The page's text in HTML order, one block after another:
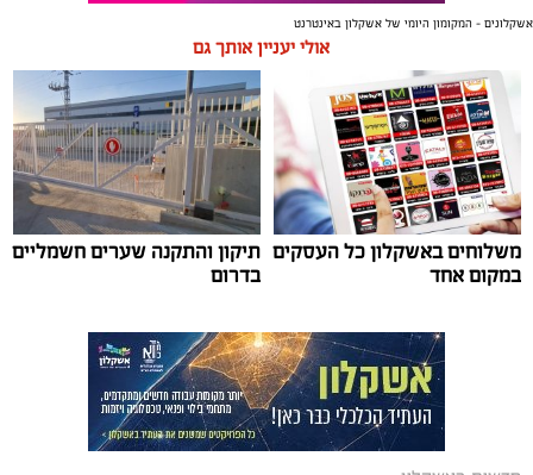
תגים:אשקלון, מרינה
החברה הכלכלית הציגה לנציגי בעלי כלי השייט במרינה
תוכנית השקעה מקיפה הכוללת שדרוג התשתיות, חיזוק
מערך האבטחה, הקמת תחנת דלק חדשה ושיפור השירותים.
מנכ"ל החכ"ל: "כל שקל שנגבה מבעלי הסירות חוזר בחזרה
אליהם באמצעות שיפור המרינה והמשך פיתוחה"
נציגי העוגנים במרינת אשקלון נפגשו השבוע עם מנכ"ל
שפריצר, לפגישה שבה הוצגה תוכנית השדרוג המקיפה של
המרינה, הכוללת השקעה בתשתיות, בביטחון, בשירותים
ובפיתוח המקום לטובת ציבור בעלי הסירות.
במהלך הפגישה עודכנו נציגי העוגנים, אולס ירצין ואליסף
אשקלונים - המקומון היומי של אשקלון באינטרנט
אולי יעניין אותך גם
משלוחים באשקלון כל העסקים
במקום אחד
תיקון והתקנה שערים חשמליים
בדרום